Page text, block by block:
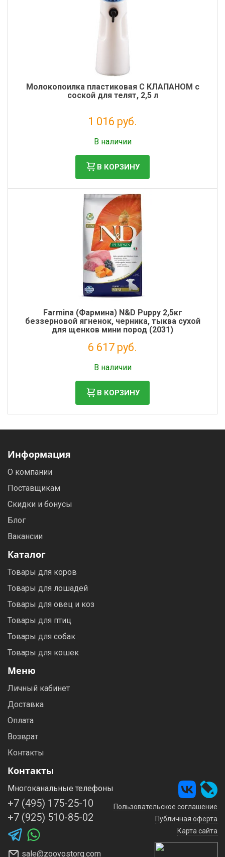
Молокопоилка пластиковая С КЛАПАНОМ с
соской для телят, 2,5 л
1 016 руб.
В наличии
В КОРЗИНУ
Farmina (Фармина) N&D Puppy 2,5кг
беззерновой ягненок, черника, тыква сухой
для щенков мини пород (2031)
6 617 руб.
В наличии
В КОРЗИНУ
Информация
О компании
Поставщикам
Скидки и бонусы
Блог
Вакансии
Каталог
Товары для коров
Товары для лошадей
Товары для овец и коз
Товары для птиц
Товары для собак
Товары для кошек
Меню
Личный кабинет
Доставка
Оплата
Возврат
Контакты
Контакты
Многоканальные телефоны
+7 (495) 175-25-10
+7 (925) 510-85-02
sale@zoovostorg.com
Пользовательское соглашение
Публичная оферта
Карта сайта